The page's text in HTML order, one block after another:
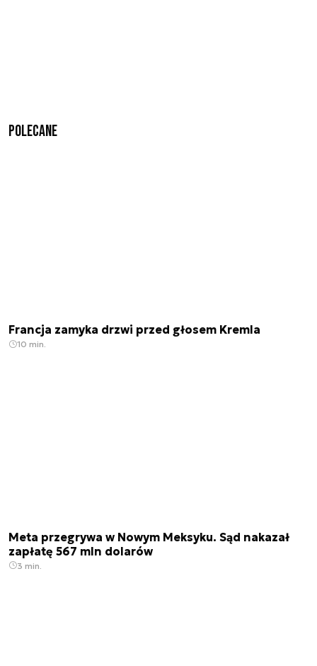
Polecane
Francja zamyka drzwi przed głosem Kremla
10 min.
Meta przegrywa w Nowym Meksyku. Sąd nakazał
zapłatę 567 mln dolarów
3 min.